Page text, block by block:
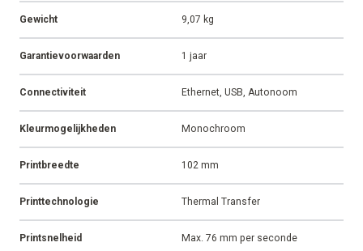
onderhoudscontracten
Waarom Brady via Altec?
ALLE CASES ALLE ARTIKELEN
Alle productspecificaties
Afmeting 30,48 x 24,13 x 26,04 cm